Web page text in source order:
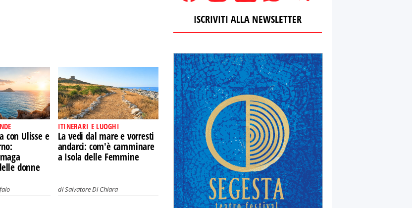
con Ulisse e
donne
ITINERARI E LUOGHI
La vedi dal mare e vorresti
andarci: com'è camminare
a Isola delle Femmine
diSalvatore Di Chiara
ISCRIVITI ALLA NEWSLETTER